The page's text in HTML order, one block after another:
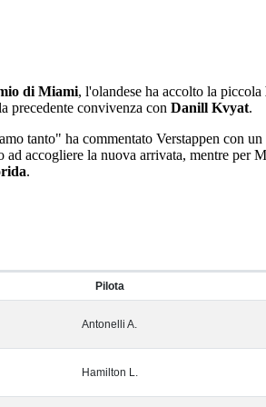
di Miami, l'olandese ha accolto la piccola
precedente convivenza con Danill Kvyat.
tanto" ha commentato Verstappen con
ad accogliere la nuova arrivata, mentre per
.